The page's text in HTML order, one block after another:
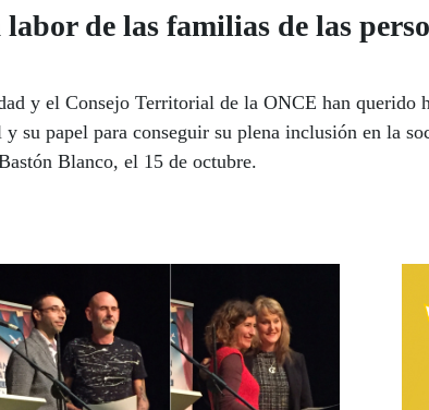
de las familias de las
y el Consejo Territorial de la ONCE han querido
su papel para conseguir su plena inclusión en la
Blanco, el 15 de octubre.